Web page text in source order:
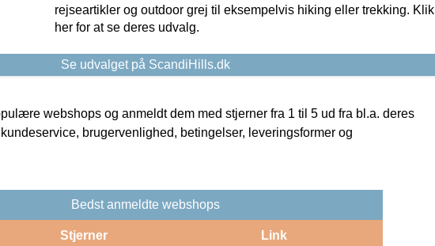
rejseartikler og outdoor grej til eksempelvis hiking eller trekking. Klik
her for at se deres udvalg.
Se udvalget på ScandiHills.dk
webshops og anmeldt dem med stjerner fra 1 til 5 ud fra bl.a. deres
brugervenlighed, betingelser, leveringsformer og
Bedst anmeldte webshops
Stjerner Link